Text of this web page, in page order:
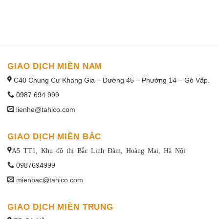
GIAO DỊCH MIỀN NAM
C40 Chung Cư Khang Gia – Đường 45 – Phường 14 – Gò Vấp.
0987 694 999
lienhe@tahico.com
GIAO DỊCH MIỀN BẮC
A5 TT1, Khu đô thị Bắc Linh Đàm, Hoàng Mai, Hà Nội
0987694999
mienbac@tahico.com
GIAO DỊCH MIỀN TRUNG